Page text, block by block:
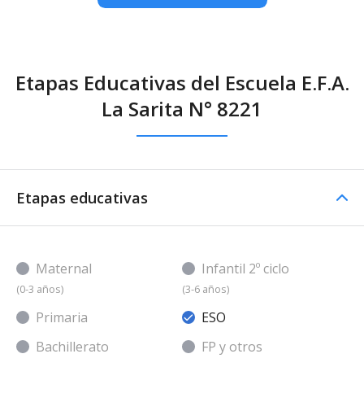
Etapas Educativas del Escuela E.F.A.
La Sarita N° 8221
Etapas educativas
Maternal
(0-3 años)
Infantil 2º ciclo
(3-6 años)
Primaria
ESO
Bachillerato
FP y otros